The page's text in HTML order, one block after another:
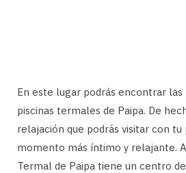
En este lugar podrás encontrar las
piscinas termales de Paipa. De
relajación que podrás visitar con tu
momento más íntimo y relajante.
Termal de Paipa tiene un centro